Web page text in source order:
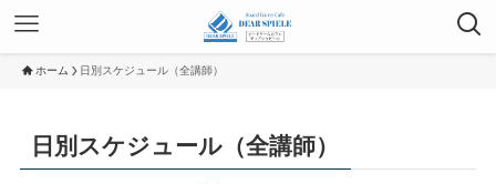
ホーム 日別スケジュール（全講師）
日別スケジュール（全講師）